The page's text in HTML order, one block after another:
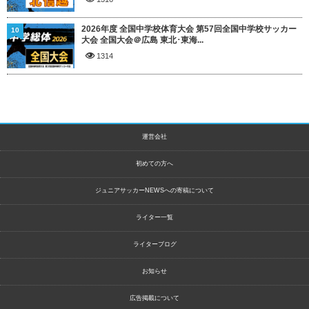
2026年度 全国中学校体育大会 第57回全国中学校サッカー
大会 全国大会＠広島 東北･東海...
1314
10
運営会社
初めての方へ
ジュニアサッカーNEWSへの寄稿について
ライター一覧
ライターブログ
お知らせ
広告掲載について